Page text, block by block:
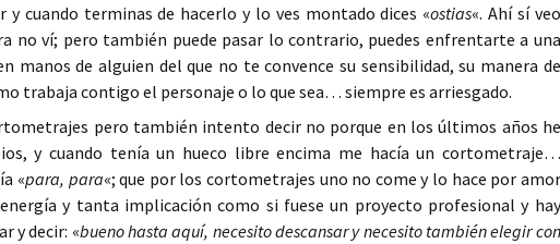
cuando terminas de hacerlo y lo ves montado dices «ostias«. Ahí sí veo
no ví; pero también puede pasar lo contrario, puedes enfrentarte a una
manos de alguien del que no te convence su sensibilidad, su manera de
trabaja contigo el personaje o lo que sea… siempre es arriesgado.
pero también intento decir no porque en los últimos años he
y cuando tenía un hueco libre encima me hacía un cortometraje…
«para, para«; que por los cortometrajes uno no come y lo hace por amor
y tanta implicación como si fuese un proyecto profesional y hay
y decir: «bueno hasta aquí, necesito descansar y necesito también elegir con